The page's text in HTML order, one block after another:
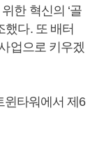
한 혁신의 ‘골
했다. 또 배터
업으로 키우겠
윈타워에서 제6